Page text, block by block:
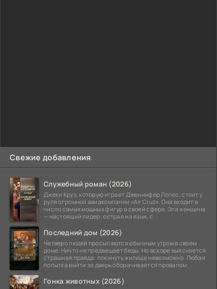
Свежие добавления
Служебный роман (2026)
Джеки Круз, которую играет Дженнифер Лопес, стоит у
руля огромной авиакомпании «Air Cruz». Она входит в
число самых мощных фигур в своей сфере. Эта женщина
— настоящий лидер: острая на язык, с
Последний дом (2026)
Четверо людей просыпаются обычным утром в своем
доме. Ничто не предвещает беды. Но вскоре выясняется
страшная правда: покинуть жилище невозможно. Любая
попытка выйти за дверь оборачивается провалом.
Гонка животных (2026)